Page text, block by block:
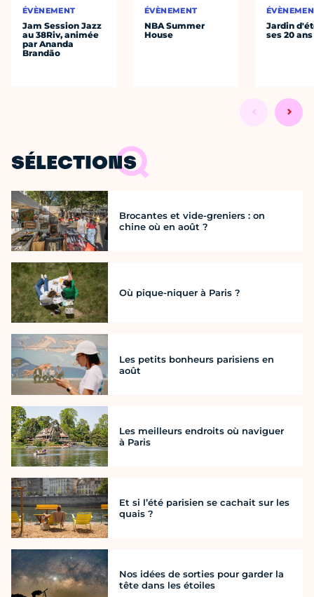
ÉVÈNEMENT
Jam Session Jazz
au 38Riv, animée
par Ananda
Brandão
ÉVÈNEMENT
NBA Summer
House
Jardin
ses 20 ans
SÉLECTIONS
Brocantes et vide-greniers : on
chine où en août ?
Où pique-niquer à Paris ?
Les petits bonheurs parisiens en
août
Les meilleurs endroits où naviguer
à Paris
Et si l’été parisien se cachait sur les
quais ?
Nos idées de sorties pour garder la
tête dans les étoiles